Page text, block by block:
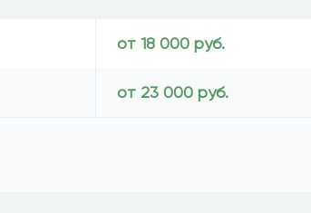
от 18 000 руб.
от 23 000 руб.